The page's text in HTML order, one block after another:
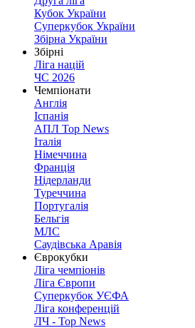
Кубок України
Суперкубок України
Збірна України
Збірні
Ліга націй
ЧС 2026
Чемпіонати
Англія
Іспанія
АПЛ Top News
Італія
Німеччина
Франція
Нідерланди
Туреччина
Португалія
Бельгія
МЛС
Саудівська Аравія
Єврокубки
Ліга чемпіонів
Ліга Європи
Суперкубок УЄФА
Ліга конференцій
ЛЧ - Top News